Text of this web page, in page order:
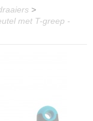
>
met T-greep -